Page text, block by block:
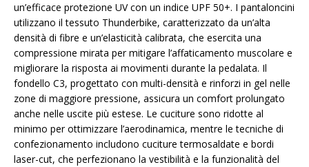
un’efficace protezione UV con un indice UPF 50+. I pantaloncini
utilizzano il tessuto Thunderbike, caratterizzato da un’alta
densità di fibre e un’elasticità calibrata, che esercita una
compressione mirata per mitigare l’affaticamento muscolare e
migliorare la risposta ai movimenti durante la pedalata. Il
fondello C3, progettato con multi-densità e rinforzi in gel nelle
zone di maggiore pressione, assicura un comfort prolungato
anche nelle uscite più estese. Le cuciture sono ridotte al
minimo per ottimizzare l’aerodinamica, mentre le tecniche di
confezionamento includono cuciture termosaldate e bordi
laser-cut, che perfezionano la vestibilità e la funzionalità del